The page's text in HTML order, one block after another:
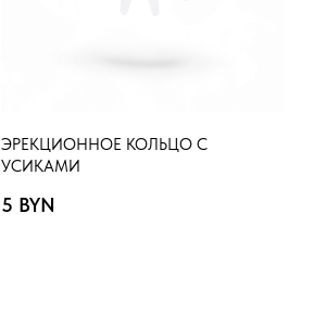
ЭРЕКЦИОННОЕ КОЛЬЦО С
УСИКАМИ
5 BYN